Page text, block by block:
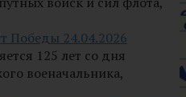
Победы 24.04.2026
125 лет со дня
военачальника,